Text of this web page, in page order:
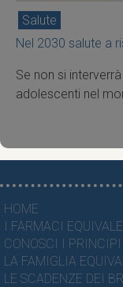
Salute
Nel 2030 salute a
Se non si
adolescenti nel
HOME
I FARMACI
CONOSCI I
LA FAMIGLIA
LE SCADENZE DEI